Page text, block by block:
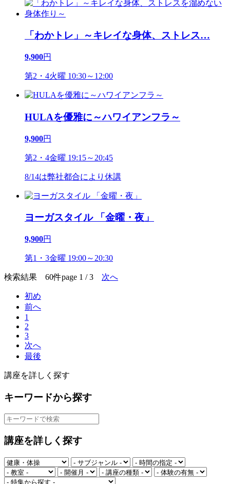
「わかトレ」～キレイな身体、ストレス…
9,900円
第2・4火曜 10:30～12:00
HULAを優雅に～ハワイアンフラ～
9,900円
第2・4金曜 19:15～20:45
8/14は弊社都合により休講
ヨーガスタイル 「金曜・夜」
9,900円
第1・3金曜 19:00～20:30
検索結果 60件page 1 / 3 次へ
初め
前へ
1
2
3
次へ
最後
講座を詳しく探す
キーワードから探す
講座を詳しく探す